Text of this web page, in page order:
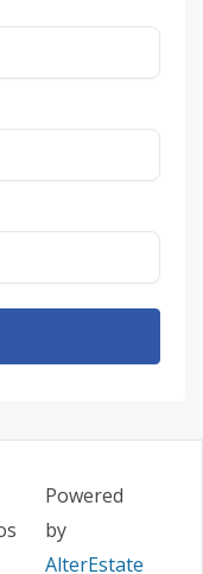
Powered
by
AlterEstate